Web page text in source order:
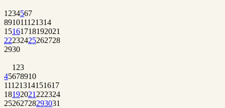
1 234567
891011121314
15161718192021
22232425262728
2930
1 23
45678910
11121314151617
18192021 222324
25262728293031